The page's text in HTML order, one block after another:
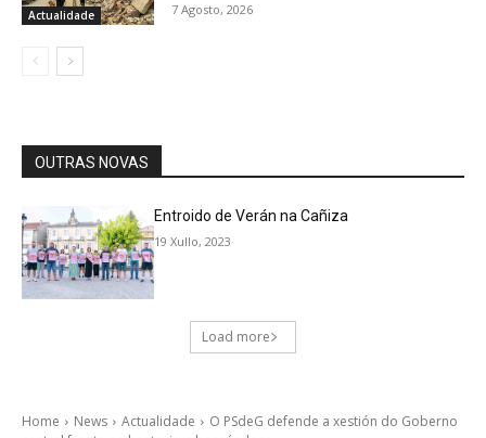
Actualidade 7 Agosto, 2026
OUTRAS NOVAS
Entroido de Verán na Cañiza
19 Xullo, 2023
Load more